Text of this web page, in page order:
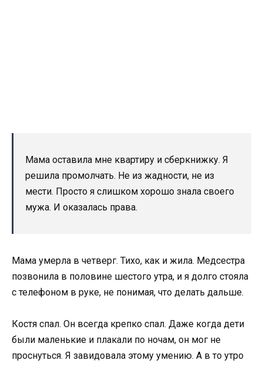
Мама оставила мне квартиру и сберкнижку. Я
решила промолчать. Не из жадности, не из
мести. Просто я слишком хорошо знала своего
мужа. И оказалась права.
Мама умерла в четверг. Тихо, как и жила. Медсестра
позвонила в половине шестого утра, и я долго стояла
с телефоном в руке, не понимая, что делать дальше.
Костя спал. Он всегда крепко спал. Даже когда дети
были маленькие и плакали по ночам, он мог не
проснуться. Я завидовала этому умению. А в то утро